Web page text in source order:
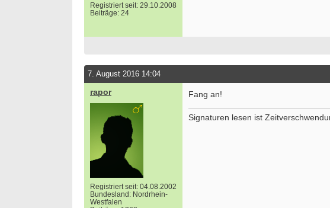
Registriert seit: 29.10.2008
Beiträge: 24
7. August 2016 14:04
rapor
Registriert seit: 04.08.2002
Bundesland: Nordrhein-
Westfalen
Fang an!
Signaturen lesen ist